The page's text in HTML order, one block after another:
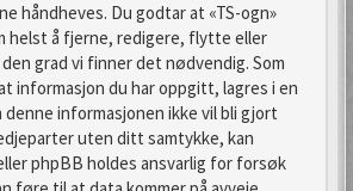
håndheves. Du godtar at «TS-ogn»
helst å fjerne, redigere, flytte eller
grad vi finner det nødvendig. Som
informasjon du har oppgitt, lagres i en
denne informasjonen ikke vil bli gjort
uten ditt samtykke, kan
phpBB holdes ansvarlig for forsøk